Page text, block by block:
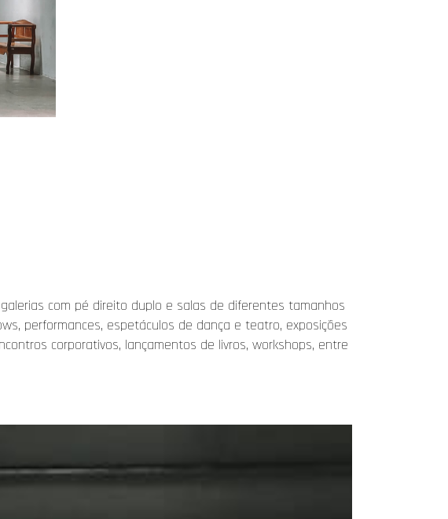
com pé direito duplo e salas de diferentes tamanhos
performances, espetáculos de dança e teatro, exposições
corporativos, lançamentos de livros, workshops, entre